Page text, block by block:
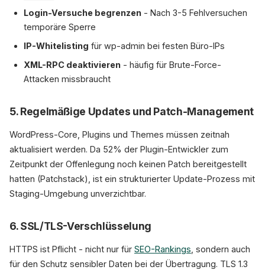
Login-Versuche begrenzen - Nach 3-5 Fehlversuchen
temporäre Sperre
IP-Whitelisting für wp-admin bei festen Büro-IPs
XML-RPC deaktivieren - häufig für Brute-Force-
Attacken missbraucht
5. Regelmäßige Updates und Patch-Management
WordPress-Core, Plugins und Themes müssen zeitnah
aktualisiert werden. Da 52% der Plugin-Entwickler zum
Zeitpunkt der Offenlegung noch keinen Patch bereitgestellt
hatten (Patchstack), ist ein strukturierter Update-Prozess mit
Staging-Umgebung unverzichtbar.
6. SSL/TLS-Verschlüsselung
HTTPS ist Pflicht - nicht nur für SEO-Rankings , sondern auch
für den Schutz sensibler Daten bei der Übertragung. TLS 1.3